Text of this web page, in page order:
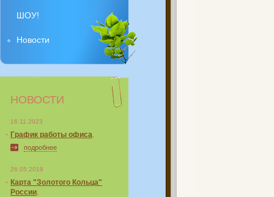
ШОУ!
Новости
НОВОСТИ
16.11.2023
График работы офиса.
подробнее
26.05.2018
Карта "Золотого Кольца"
России.